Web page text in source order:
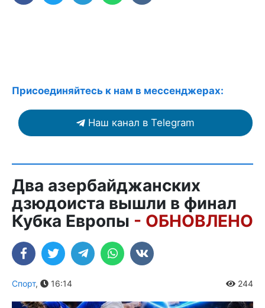
Присоединяйтесь к нам в мессенджерах:
Наш канал в Telegram
Два азербайджанских
дзюдоиста вышли в финал
Кубка Европы - ОБНОВЛЕНО
Спорт, 16:14 244